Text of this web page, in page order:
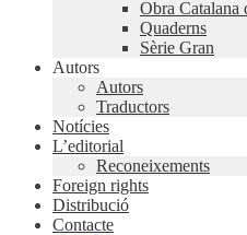
Obra Catalana
Quaderns
Sèrie Gran
Autors
Autors
Traductors
Notícies
L’editorial
Reconeixements
Foreign rights
Distribució
Contacte